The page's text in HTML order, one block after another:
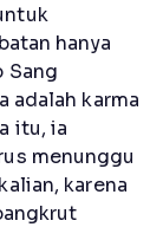
hanya
Sang
adalah karma
itu, ia
menunggu
karena